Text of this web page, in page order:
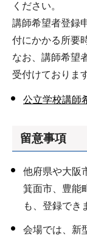
ください。
講師希望者登録
付にかかる所要
なお、講師希望
受付けておりま
公立学校講師
留意事項
他府県や大阪
箕面市、豊能
も、登録でき
会場では、新